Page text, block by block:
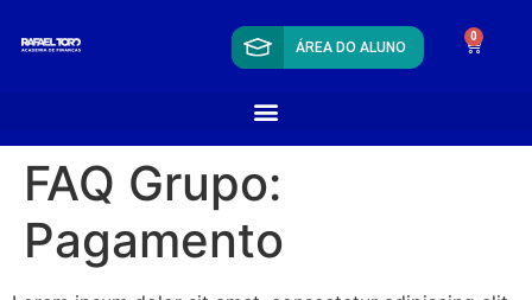
ÁREA DO ALUNO
0
FAQ Grupo:
Pagamento